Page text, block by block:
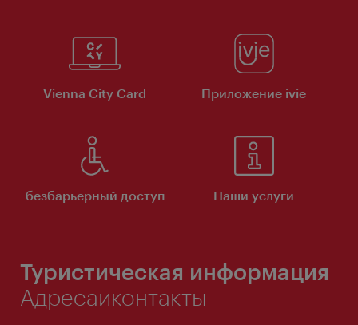
Vienna City Card Приложение ivie
безбарьерный доступ Наши услуги
Туристическая информация
Адресаиконтакты